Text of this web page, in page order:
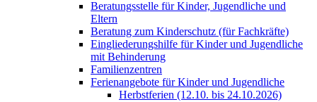
Beratungsstelle für Kinder, Jugendliche und
Eltern
Beratung zum Kinderschutz (für Fachkräfte)
Eingliederungshilfe für Kinder und Jugendliche
mit Behinderung
Familienzentren
Ferienangebote für Kinder und Jugendliche
Herbstferien (12.10. bis 24.10.2026)